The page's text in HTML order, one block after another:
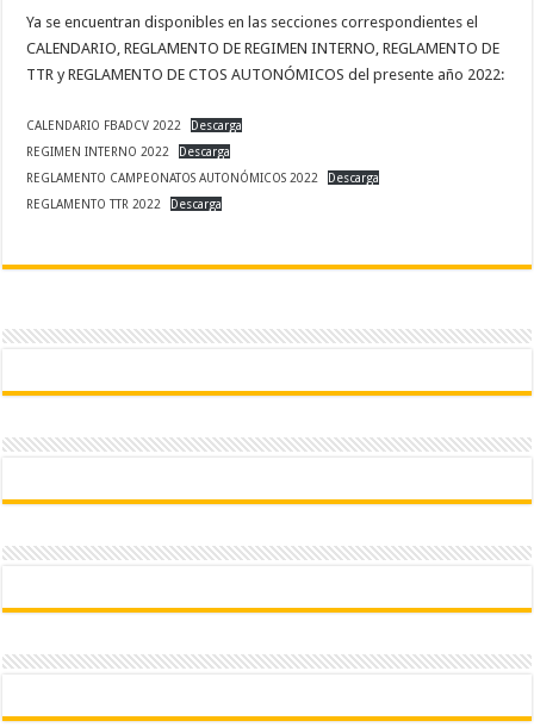
Ya se encuentran disponibles en las secciones correspondientes el
CALENDARIO, REGLAMENTO DE REGIMEN INTERNO, REGLAMENTO DE
TTR y REGLAMENTO DE CTOS AUTONÓMICOS del presente año 2022:
CALENDARIO FBADCV 2022
Descarga
REGIMEN INTERNO 2022
Descarga
REGLAMENTO CAMPEONATOS AUTONÓMICOS 2022
Descarga
REGLAMENTO TTR 2022
Descarga